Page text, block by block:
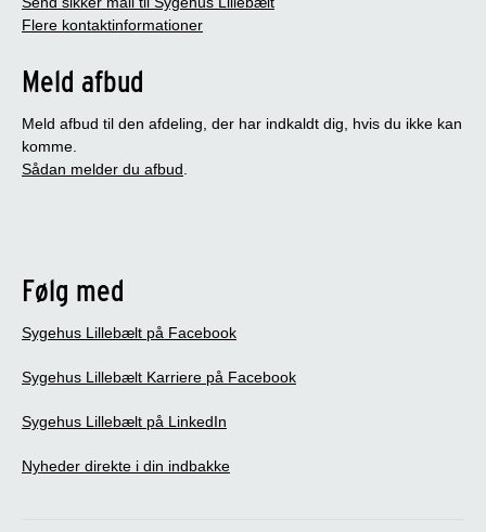
Flere kontaktinformationer
Meld afbud
Meld afbud til den afdeling, der har indkaldt dig, hvis du ikke kan
komme.
Sådan melder du afbud.
Følg med
Sygehus Lillebælt på Facebook
Sygehus Lillebælt Karriere på Facebook
Sygehus Lillebælt på LinkedIn
Nyheder direkte i din indbakke